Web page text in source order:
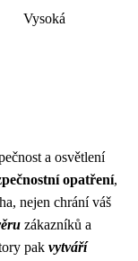
Vysoká
a osvětlení
opatření,
nejen chrání váš
zákazníků a
pak vytváří